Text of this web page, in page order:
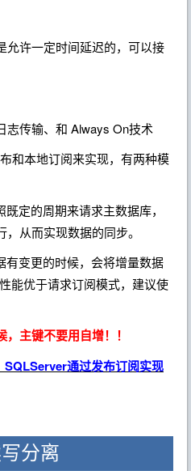
许一定时间延迟的，可以接
传输、和 Always On技术
和本地订阅来实现，有两种模
定的周期来请求主数据库，
从而实现数据的同步。
变更的时候，会将增量数据
能优于请求订阅模式，建议使
主键不要用自增！！
SQLServer通过发布订阅实现
分离